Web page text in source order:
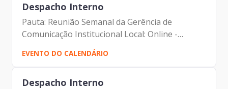
Despacho Interno
Pauta: Reunião Semanal da Gerência de
Comunicação Institucional Local: Online -
Microsoft Teams Participantes: - Francisco
Forbes – Presidente | Prodam-SP - André
Tomiatto - Assessor da...
EVENTO DO CALENDÁRIO
Despacho Interno